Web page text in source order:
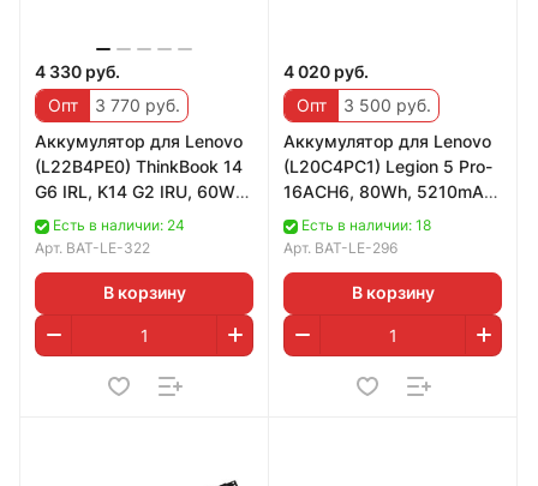
4 330 руб.
Опт
3 770 руб.
Аккумулятор для Lenovo
(L22B4PE0) ThinkBook 14
G6 IRL, K14 G2 IRU, 60Wh,
3910mAh, 15.36V
Есть в наличии: 24
Арт. BAT-LE-322
В корзину
4 020 руб.
Опт
3 500 руб.
Аккумулятор для Lenovo
(L20C4PC1) Legion 5 Pro-
16ACH6, 80Wh, 5210mAh,
15.36V
Есть в наличии: 18
Арт. BAT-LE-296
В корзину